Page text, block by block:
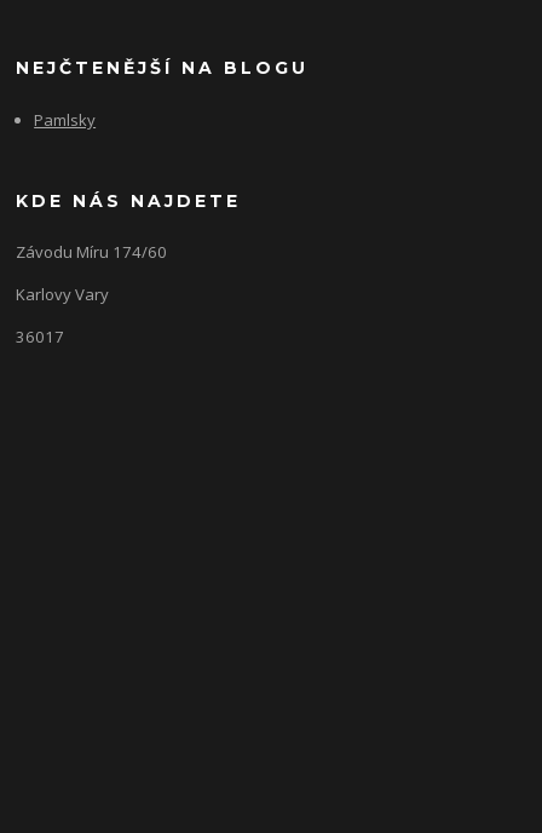
NEJČTENĚJŠÍ NA BLOGU
Pamlsky
KDE NÁS NAJDETE
Závodu Míru 174/60
Karlovy Vary
36017